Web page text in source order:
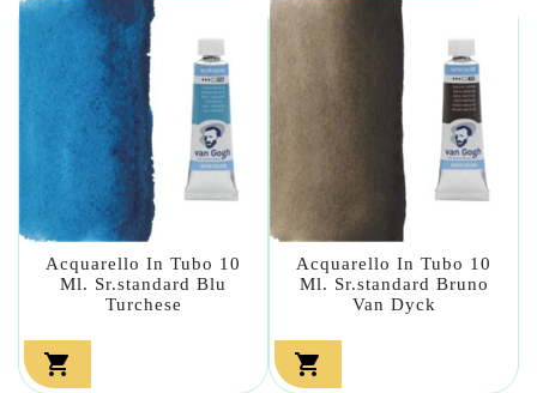
Acquarello In Tubo 10
Ml. Sr.standard Blu
Turchese

Acquarello In Tubo 10
Ml. Sr.standard Bruno
Van Dyck
